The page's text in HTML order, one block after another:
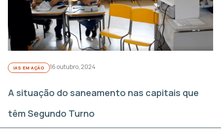
IAS EM AÇÃO 16 outubro, 2024
A situação do saneamento nas capitais que
têm Segundo Turno